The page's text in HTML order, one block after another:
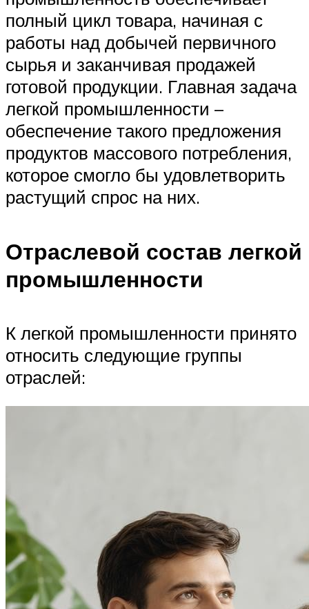
полный цикл товара, начиная с
работы над добычей первичного
сырья и заканчивая продажей
готовой продукции. Главная задача
легкой промышленности –
обеспечение такого предложения
продуктов массового потребления,
которое смогло бы удовлетворить
растущий спрос на них.
Отраслевой состав легкой
промышленности
К легкой промышленности принято
относить следующие группы
отраслей: